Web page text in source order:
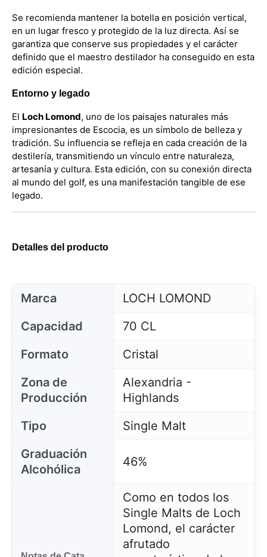
Se recomienda mantener la botella en posición vertical,
en un lugar fresco y protegido de la luz directa. Así se
garantiza que conserve sus propiedades y el carácter
definido que el maestro destilador ha conseguido en esta
edición especial.
Entorno y legado
El Loch Lomond, uno de los paisajes naturales más
impresionantes de Escocia, es un símbolo de belleza y
tradición. Su influencia se refleja en cada creación de la
destilería, transmitiendo un vínculo entre naturaleza,
artesanía y cultura. Esta edición, con su conexión directa
al mundo del golf, es una manifestación tangible de ese
legado.
Detalles del producto
Marca
LOCH LOMOND
Capacidad
70 CL
Formato
Cristal
Zona de
Producción
Alexandria -
Highlands
Tipo
Single Malt
Graduación
Alcohólica
46%
Como en todos los
Single Malts de Loch
Lomond, el carácter
afrutado